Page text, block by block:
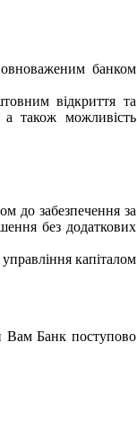
банком
відкриття та
також можливість
до забезпечення за
без додаткових
капіталом
Вам Банк поступово